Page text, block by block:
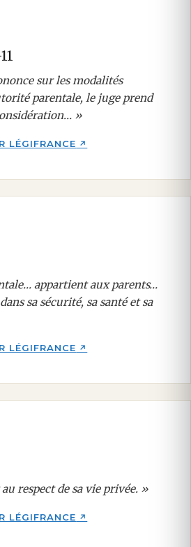
sur les modalités
parentale, le juge prend
»
LÉGIFRANCE
appartient aux parents…
sa sécurité, sa santé et sa
LÉGIFRANCE
respect de sa vie privée. »
LÉGIFRANCE